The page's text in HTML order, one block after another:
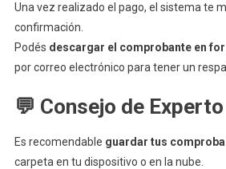
Una vez realizado el pago, el sistema te
confirmación.
Podés descargar el comprobante en
por correo electrónico para tener un
💬 Consejo de Experto
Es recomendable guardar tus
carpeta en tu dispositivo o en la nube.